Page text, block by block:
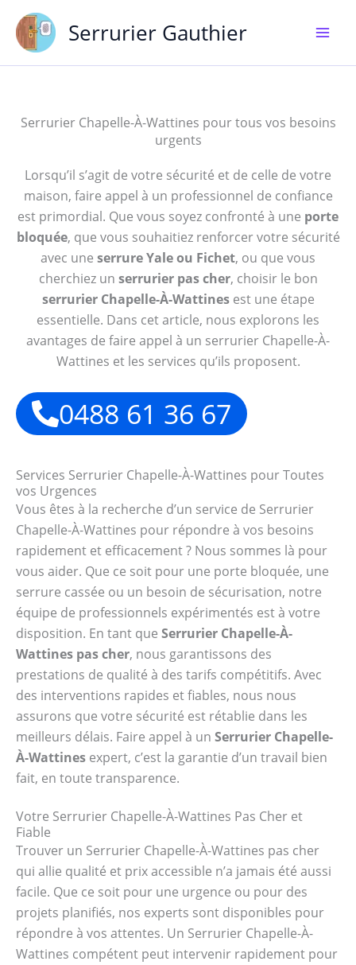
contenu
Serrurier Gauthier
Serrurier Chapelle-À-Wattines pour tous vos besoins
urgents
Lorsqu’il s’agit de votre sécurité et de celle de votre
maison, faire appel à un professionnel de confiance
est primordial. Que vous soyez confronté à une porte
bloquée, que vous souhaitiez renforcer votre sécurité
avec une serrure Yale ou Fichet, ou que vous
cherchiez un serrurier pas cher, choisir le bon
serrurier Chapelle-À-Wattinesest une étape
essentielle. Dans cet article, nous explorons les
avantages de faire appel à un serrurier Chapelle-À-
Wattines et les services qu’ils proposent.
0488 61 36 67
Services Serrurier Chapelle-À-Wattines pour Toutes
vos Urgences
Vous êtes à la recherche d’un service de Serrurier
Chapelle-À-Wattines pour répondre à vos besoins
rapidement et efficacement ? Nous sommes là pour
vous aider. Que ce soit pour une porte bloquée, une
serrure cassée ou un besoin de sécurisation, notre
équipe de professionnels expérimentés est à votre
disposition. En tant que Serrurier Chapelle-À-
Wattines pas cher, nous garantissons des
prestations de qualité à des tarifs compétitifs. Avec
des interventions rapides et fiables, nous nous
assurons que votre sécurité est rétablie dans les
meilleurs délais. Faire appel à un Serrurier Chapelle-
À-Wattines expert, c’est la garantie d’un travail bien
fait, en toute transparence.
Votre Serrurier Chapelle-À-Wattines Pas Cher et
Fiable
Trouver un Serrurier Chapelle-À-Wattines pas cher
qui allie qualité et prix accessible n’a jamais été aussi
facile. Que ce soit pour une urgence ou pour des
projets planifiés, nos experts sont disponibles pour
répondre à vos attentes. Un Serrurier Chapelle-À-
Wattines compétent peut intervenir rapidement pour